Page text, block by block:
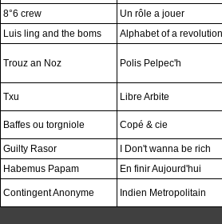
8°6 crew
Un rôle a jouer
Luis ling and the boms
Alphabet of a
Trouz an Noz Polis Pelpec'h
Txu Libre Arbite
Baffes ou torgniole Copé & cie
Guilty Rasor
I Don't wanna be rich
Habemus Papam
En finir Aujourd'hui
Contingent Anonyme Indien Metropolitain